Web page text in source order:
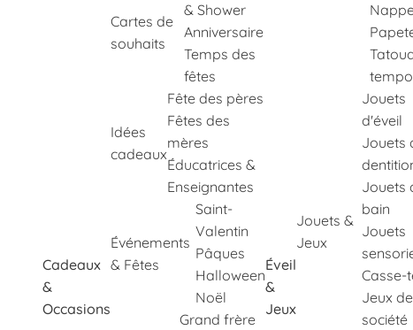
Cadeaux
&
Occasions
Cartes de
souhaits
& Shower
Anniversaire
Temps des
fêtes
Idées
cadeaux
Fête des pères
Fêtes des
mères
Éducatrices &
Enseignantes
Événements
& Fêtes
Saint-
Valentin
Pâques
Halloween
Noël
Grand frère
Éveil
&
Jeux
Jouets &
Jeux
Jouets
d'éveil
Jouets
Jouets
bain
Jouets
Casse-
Jeux de
société